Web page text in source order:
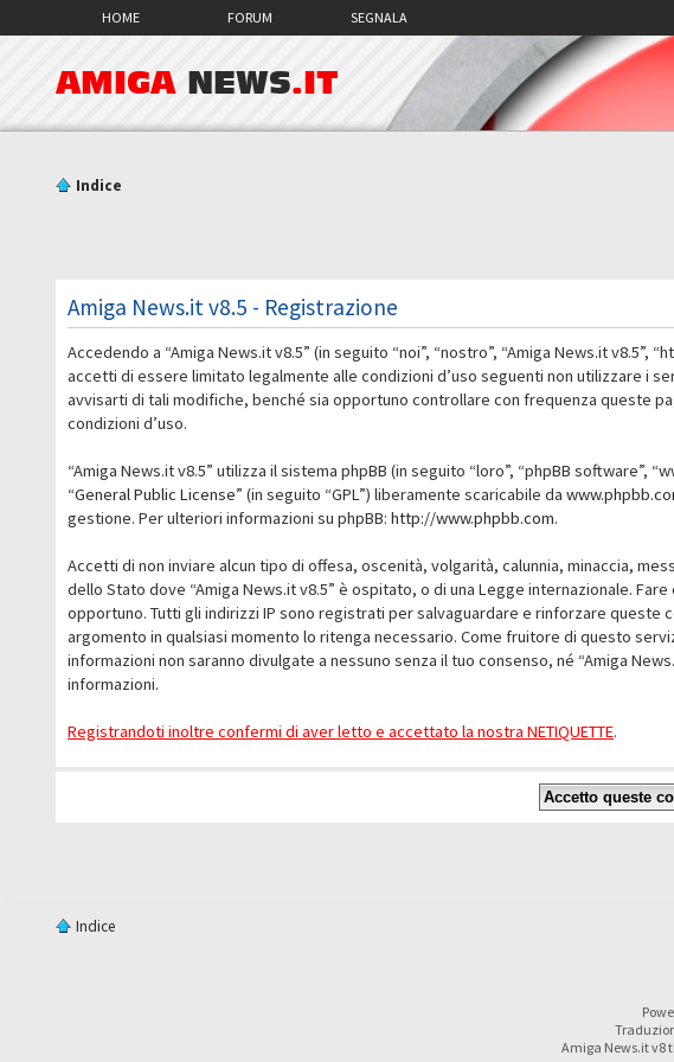
HOME FORUM SEGNALA
AMIGA NEWS.IT
Indice
Amiga News.it v8.5 - Registrazione
Accedendo a “Amiga News.it v8.5” (in seguito “noi”, “nostro”, “Amiga News.it
accetti di essere limitato legalmente alle condizioni d’uso seguenti non utilizzare i
avvisarti di tali modifiche, benché sia opportuno controllare con frequenza queste
condizioni d’uso.
“Amiga News.it v8.5” utilizza il sistema phpBB (in seguito “loro”, “phpBB software”,
“General Public License” (in seguito “GPL”) liberamente scaricabile da
gestione. Per ulteriori informazioni su phpBB:http://www.phpbb.com.
Accetti di non inviare alcun tipo di offesa, oscenità, volgarità, calunnia, minaccia,
dello Stato dove “Amiga News.it v8.5” è ospitato, o di una Legge internazionale.
opportuno. Tutti gli indirizzi IP sono registrati per salvaguardare e rinforzare queste
argomento in qualsiasi momento lo ritenga necessario. Come fruitore di questo
informazioni non saranno divulgate a nessuno senza il tuo consenso, né “Amiga
informazioni.
Registrandoti inoltre confermi di aver letto e accettato la nostra NETIQUETTE.
Indice
Amiga News.it v8